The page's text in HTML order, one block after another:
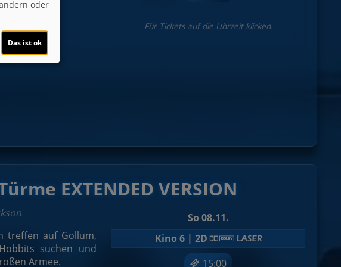
Für Tickets auf die Uhrzeit klicken.
EXTENDED VERSION
So 08.11.
Kino 6 | 2D
15:00
treffen auf Gollum,
suchen und
Armee.
oder
Das ist ok